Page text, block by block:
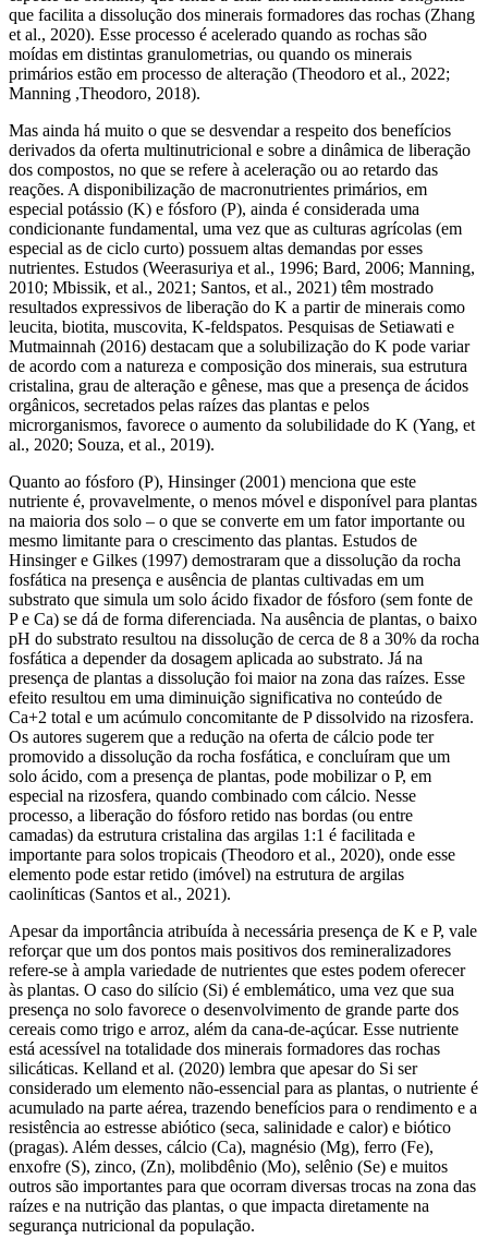
que facilita a dissolução dos minerais formadores das rochas (Zhang
et al., 2020). Esse processo é acelerado quando as rochas são
moídas em distintas granulometrias, ou quando os minerais
primários estão em processo de alteração (Theodoro et al., 2022;
Manning ,Theodoro, 2018).
Mas ainda há muito o que se desvendar a respeito dos benefícios
derivados da oferta multinutricional e sobre a dinâmica de liberação
dos compostos, no que se refere à aceleração ou ao retardo das
reações. A disponibilização de macronutrientes primários, em
especial potássio (K) e fósforo (P), ainda é considerada uma
condicionante fundamental, uma vez que as culturas agrícolas (em
especial as de ciclo curto) possuem altas demandas por esses
nutrientes. Estudos (Weerasuriya et al., 1996; Bard, 2006; Manning,
2010; Mbissik, et al., 2021; Santos, et al., 2021) têm mostrado
resultados expressivos de liberação do K a partir de minerais como
leucita, biotita, muscovita, K-feldspatos. Pesquisas de Setiawati e
Mutmainnah (2016) destacam que a solubilização do K pode variar
de acordo com a natureza e composição dos minerais, sua estrutura
cristalina, grau de alteração e gênese, mas que a presença de ácidos
orgânicos, secretados pelas raízes das plantas e pelos
microrganismos, favorece o aumento da solubilidade do K (Yang, et
al., 2020; Souza, et al., 2019).
Quanto ao fósforo (P), Hinsinger (2001) menciona que este
nutriente é, provavelmente, o menos móvel e disponível para plantas
na maioria dos solo – o que se converte em um fator importante ou
mesmo limitante para o crescimento das plantas. Estudos de
Hinsinger e Gilkes (1997) demostraram que a dissolução da rocha
fosfática na presença e ausência de plantas cultivadas em um
substrato que simula um solo ácido fixador de fósforo (sem fonte de
P e Ca) se dá de forma diferenciada. Na ausência de plantas, o baixo
pH do substrato resultou na dissolução de cerca de 8 a 30% da rocha
fosfática a depender da dosagem aplicada ao substrato. Já na
presença de plantas a dissolução foi maior na zona das raízes. Esse
efeito resultou em uma diminuição significativa no conteúdo de
Ca+2 total e um acúmulo concomitante de P dissolvido na rizosfera.
Os autores sugerem que a redução na oferta de cálcio pode ter
promovido a dissolução da rocha fosfática, e concluíram que um
solo ácido, com a presença de plantas, pode mobilizar o P, em
especial na rizosfera, quando combinado com cálcio. Nesse
processo, a liberação do fósforo retido nas bordas (ou entre
camadas) da estrutura cristalina das argilas 1:1 é facilitada e
importante para solos tropicais (Theodoro et al., 2020), onde esse
elemento pode estar retido (imóvel) na estrutura de argilas
caoliníticas (Santos et al., 2021).
Apesar da importância atribuída à necessária presença de K e P, vale
reforçar que um dos pontos mais positivos dos remineralizadores
refere-se à ampla variedade de nutrientes que estes podem oferecer
às plantas. O caso do silício (Si) é emblemático, uma vez que sua
presença no solo favorece o desenvolvimento de grande parte dos
cereais como trigo e arroz, além da cana-de-açúcar. Esse nutriente
está acessível na totalidade dos minerais formadores das rochas
silicáticas. Kelland et al. (2020) lembra que apesar do Si ser
considerado um elemento não-essencial para as plantas, o nutriente é
acumulado na parte aérea, trazendo benefícios para o rendimento e a
resistência ao estresse abiótico (seca, salinidade e calor) e biótico
(pragas). Além desses, cálcio (Ca), magnésio (Mg), ferro (Fe),
enxofre (S), zinco, (Zn), molibdênio (Mo), selênio (Se) e muitos
outros são importantes para que ocorram diversas trocas na zona das
raízes e na nutrição das plantas, o que impacta diretamente na
segurança nutricional da população.